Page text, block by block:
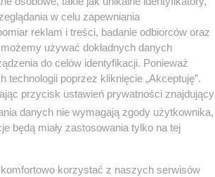
w celu zapewniania
reklam i treści, badanie odbiorców oraz
używać dokładnych danych
do celów identyfikacji. Ponieważ
poprzez kliknięcie „Akceptuję”.
przycisk ustawień prywatności znajdujący
danych nie wymagają zgody użytkownika,
będą miały zastosowania tylko na tej
korzystać z naszych serwisów